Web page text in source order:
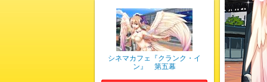
シネマカフェ『クランク・イ
ン』 第五幕